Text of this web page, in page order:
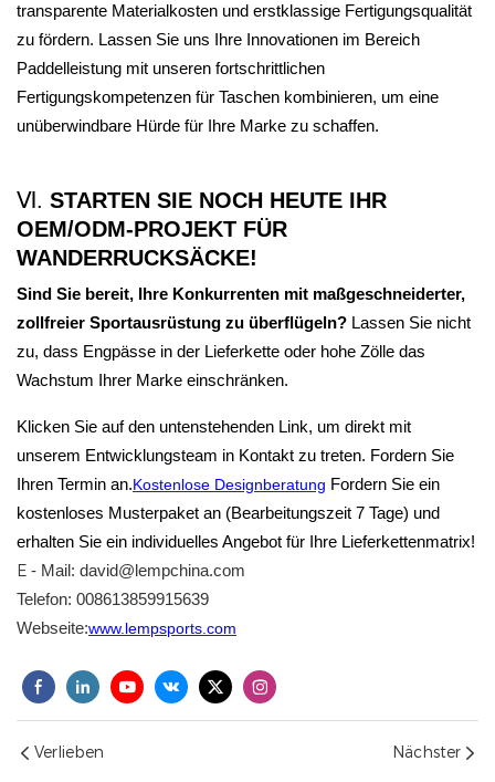
transparente Materialkosten und erstklassige Fertigungsqualität
zu fördern. Lassen Sie uns Ihre Innovationen im Bereich
Paddelleistung mit unseren fortschrittlichen
Fertigungskompetenzen für Taschen kombinieren, um eine
unüberwindbare Hürde für Ihre Marke zu schaffen.
Ⅵ. STARTEN SIE NOCH HEUTE IHR
OEM/ODM-PROJEKT FÜR
WANDERRUCKSÄCKE!
Sind Sie bereit, Ihre Konkurrenten mit maßgeschneiderter,
zollfreier Sportausrüstung zu überflügeln? Lassen Sie nicht
zu, dass Engpässe in der Lieferkette oder hohe Zölle das
Wachstum Ihrer Marke einschränken.
Klicken Sie auf den untenstehenden Link, um direkt mit
unserem Entwicklungsteam in Kontakt zu treten. Fordern Sie
Ihren Termin an.Kostenlose Designberatung Fordern Sie ein
kostenloses Musterpaket an (Bearbeitungszeit 7 Tage) und
erhalten Sie ein individuelles Angebot für Ihre Lieferkettenmatrix!
E - Mail: david@lempchina.com
Telefon: 008613859915639
Webseite:www.lempsports.com
Verlieben Nächster